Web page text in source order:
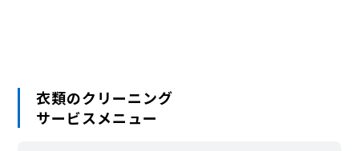
衣類のクリーニング
サービスメニュー